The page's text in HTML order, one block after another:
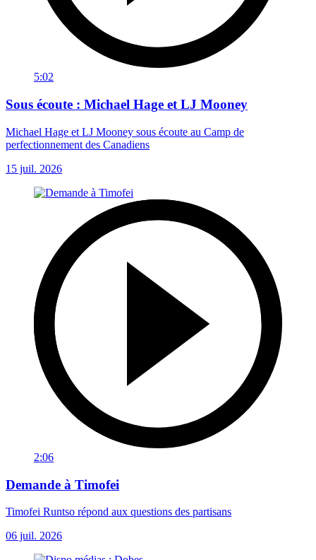
5:02
Sous écoute : Michael Hage et LJ Mooney
Michael Hage et LJ Mooney sous écoute au Camp de
perfectionnement des Canadiens
15 juil. 2026
2:06
Demande à Timofei
Timofei Runtso répond aux questions des partisans
06 juil. 2026